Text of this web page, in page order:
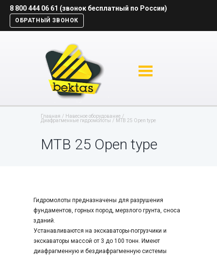
8 800 444 06 61 (звонок бесплатный по России)
ОБРАТНЫЙ ЗВОНОК
Главная
Навесное оборудование
Диафрагменные гидромолоты
MTB 25 Open type
MTB 25 Open type
Гидромолоты предназначены для разрушения
фундаментов, горных пород, мерзлого грунта, сноса
зданий.
Устанавливаются на экскаваторы-погрузчики и
экскаваторы массой от 3 до 100 тонн. Имеют
диафрагменную и бездиафрагменную системы